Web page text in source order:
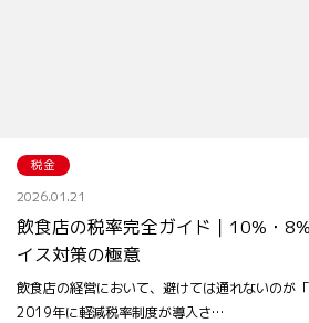
税金
2026.01.21
飲食店の税率完全ガイド｜10%・
イス対策の極意
飲食店の経営において、避けては通れないのが
2019年に軽減税率制度が導入さ…